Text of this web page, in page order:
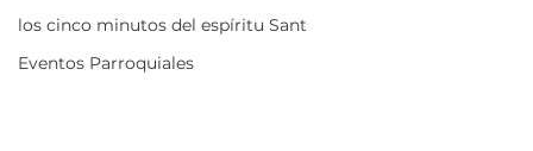
los cinco minutos del espíritu Sant
Eventos Parroquiales